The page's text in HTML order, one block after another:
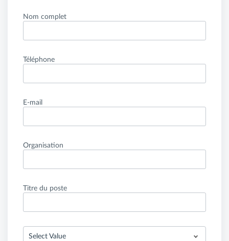
Nom complet
Téléphone
E-mail
Organisation
Titre du poste
Select Value